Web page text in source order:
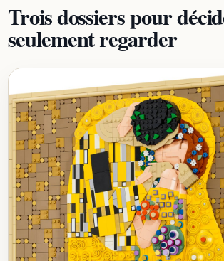
Trois dossiers pour
seulement regarder